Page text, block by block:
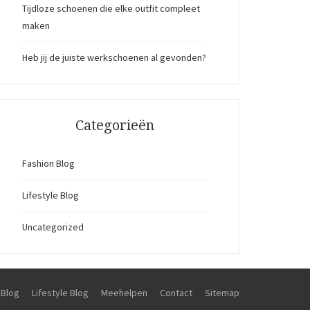
Tijdloze schoenen die elke outfit compleet
maken
Heb jij de juiste werkschoenen al gevonden?
Categorieën
Fashion Blog
Lifestyle Blog
Uncategorized
Lifestyle Blog Meehelpen Contact Sitemap